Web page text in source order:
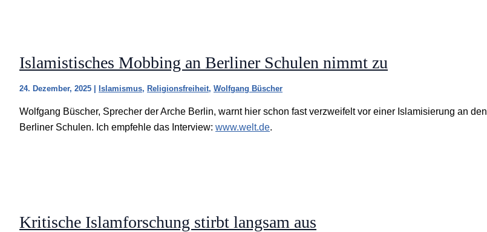
Islamistisches Mobbing an Berliner Schulen nimmt zu
24. Dezember, 2025 Islamismus, Religionsfreiheit, Wolfgang Büscher
Wolfgang Büscher, Sprecher der Arche Berlin, warnt hier schon fast verzweifelt vor einer Islamisierung an den
Berliner Schulen. Ich empfehle das Interview: www.welt.de.
Kritische Islamforschung stirbt langsam aus